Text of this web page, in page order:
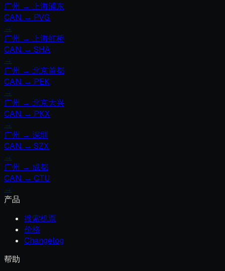
广州 → 上海浦东
CAN → PVG
→
广州 → 上海虹桥
CAN → SHA
→
广州 → 北京首都
CAN → PEK
→
广州 → 北京大兴
CAN → PKX
→
广州 → 深圳
CAN → SZX
→
广州 → 成都
CAN → CTU
→
产品
搜索机票
价格
Changelog
帮助